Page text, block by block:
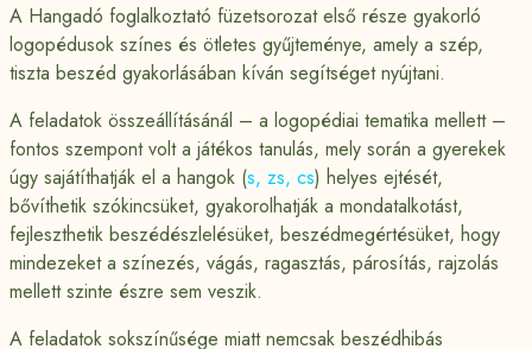
A Hangadó foglalkoztató füzetsorozat első része gyakorló
logopédusok színes és ötletes gyűjteménye, amely a szép,
tiszta beszéd gyakorlásában kíván segítséget nyújtani.
A feladatok összeállításánál – a logopédiai tematika mellett –
fontos szempont volt a játékos tanulás, mely során a gyerekek
úgy sajátíthatják el a hangok (s, zs, cs) helyes ejtését,
bővíthetik szókincsüket, gyakorolhatják a mondatalkotást,
fejleszthetik beszédészlelésüket, beszédmegértésüket, hogy
mindezeket a színezés, vágás, ragasztás, párosítás, rajzolás
mellett szinte észre sem veszik.
A feladatok sokszínűsége miatt nemcsak beszédhibás